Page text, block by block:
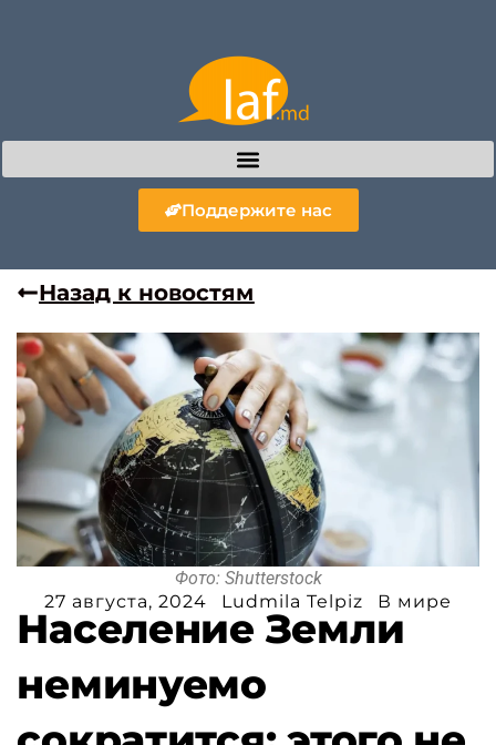
Поддержите нас
Назад к новостям
Фото: Shutterstock
27 августа, 2024
Ludmila Telpiz В мире
Население Земли
неминуемо